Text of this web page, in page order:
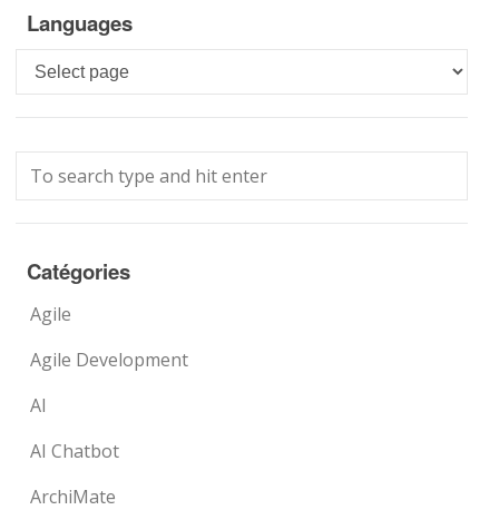
Languages
Languages
Catégories
Agile
Agile Development
AI
AI Chatbot
ArchiMate